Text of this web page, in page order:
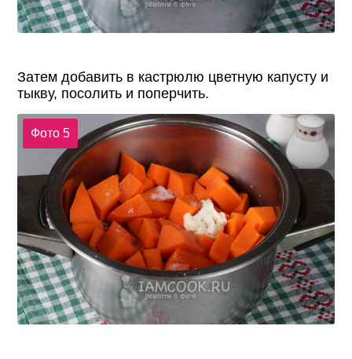
Затем добавить в кастрюлю цветную капусту и
тыкву, посолить и поперчить.
Фото 5